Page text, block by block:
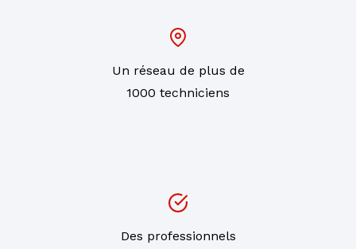
Un réseau de plus de
1000 techniciens
Des professionnels